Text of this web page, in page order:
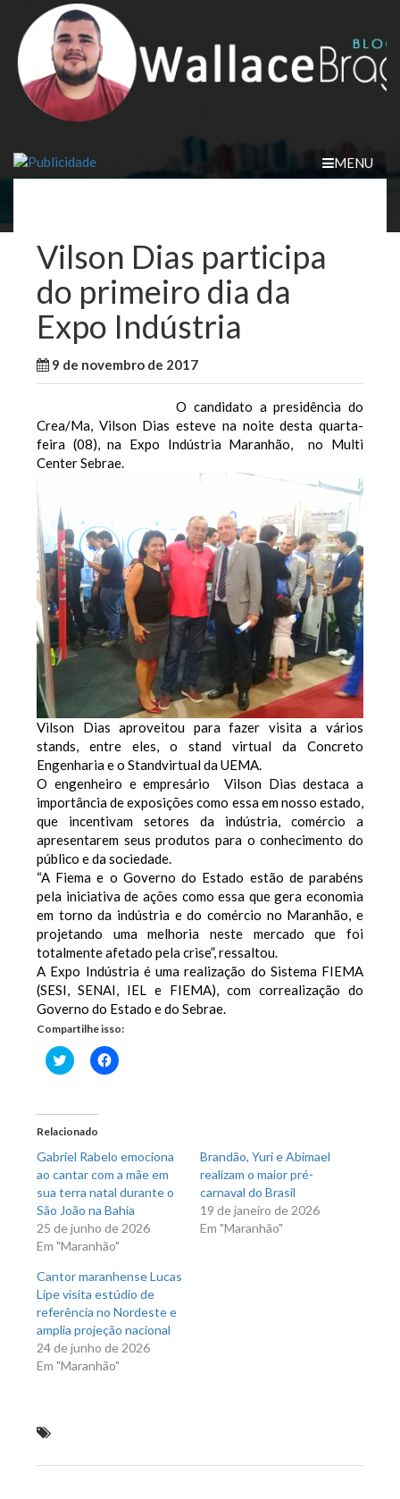
content
MENU
Vilson Dias participa
do primeiro dia da
Expo Indústria
9 de novembro de 2017
O candidato a presidência do
Crea/Ma, Vilson Dias esteve na noite desta quarta-
feira (08), na Expo Indústria Maranhão, no Multi
Center Sebrae.
Vilson Dias aproveitou para fazer visita a vários
stands, entre eles, o stand virtual da Concreto
Engenharia e o Standvirtual da UEMA.
O engenheiro e empresário Vilson Dias destaca a
importância de exposições como essa em nosso estado,
que incentivam setores da indústria, comércio a
apresentarem seus produtos para o conhecimento do
público e da sociedade.
“A Fiema e o Governo do Estado estão de parabéns
pela iniciativa de ações como essa que gera economia
em torno da indústria e do comércio no Maranhão, e
projetando uma melhoria neste mercado que foi
totalmente afetado pela crise”, ressaltou.
A Expo Indústria é uma realização do Sistema FIEMA
(SESI, SENAI, IEL e FIEMA), com correalização do
Governo do Estado e do Sebrae.
Compartilhe isso:
Clique
para
em
nova
janela)
Clique
para
Relacionado
Gabriel Rabelo emociona
ao cantar com a mãe em
sua terra natal durante o
São João na Bahia
25 de junho de 2026
Em "Maranhão"
Brandão, Yuri e Abimael
realizam o maior pré-
carnaval do Brasil
19 de janeiro de 2026
Em "Maranhão"
Cantor maranhense Lucas
Lipe visita estúdio de
referência no Nordeste e
amplia projeção nacional
24 de junho de 2026
Em "Maranhão"